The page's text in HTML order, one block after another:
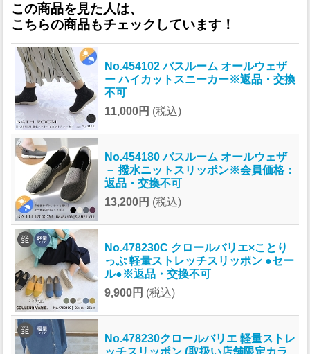
この商品を見た人は、
こちらの商品もチェックしています！
No.454102 バスルーム オールウェザ
ー ハイカットスニーカー※返品・交換
不可
11,000円 (税込)
No.454180 バスルーム オールウェザ
－ 撥水ニットスリッポン※会員価格：
返品・交換不可
13,200円 (税込)
No.478230C クロールバリエ×ことり
っぷ 軽量ストレッチスリッポン ●セー
ル●※返品・交換不可
9,900円 (税込)
No.478230クロールバリエ 軽量ストレ
ッチスリッポン (取扱い店舗限定カラ